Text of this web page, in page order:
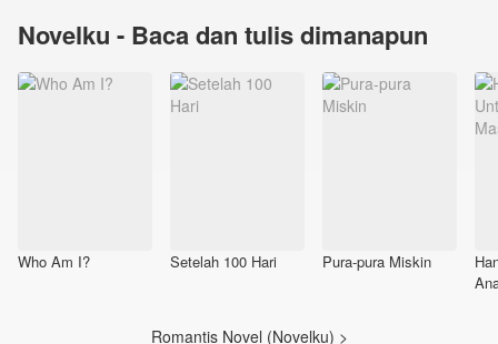
Novelku - Baca dan tulis dimanapun
Who Am I? Setelah 100 Hari Pura-pura Miskin
Romantis Novel (Novelku) >